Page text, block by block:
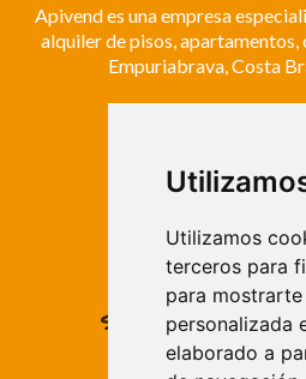
Utilizamos
terceros para
para
personalizada
elaborado a
Apivend es una empresa
alquiler de pisos, apartamentos,
Empuriabrava, Costa
Avda. de
Roses -
Síguenos!